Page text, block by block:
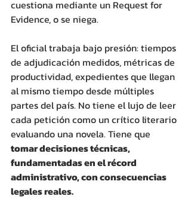
cuestiona mediante un Request for
Evidence, o se niega.
El oficial trabaja bajo presión: tiempos
de adjudicación medidos, métricas de
productividad, expedientes que llegan
al mismo tiempo desde múltiples
partes del país. No tiene el lujo de leer
cada petición como un crítico literario
evaluando una novela. Tiene que
tomar decisiones técnicas,
fundamentadas en el récord
administrativo, con consecuencias
legales reales.